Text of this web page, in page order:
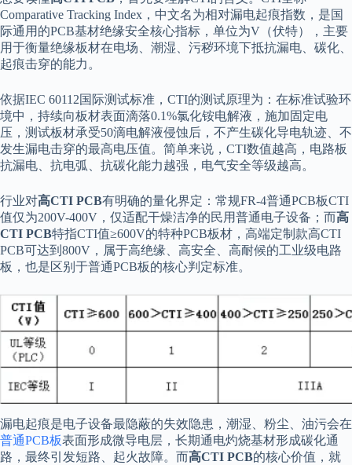
Comparative Tracking Index，中文名为相对漏电起痕指数，是国
际通用的PCB基材绝缘安全核心指标，单位为V（伏特），主要
用于衡量绝缘板材在电场、潮湿、污秽环境下抵抗漏电、碳化、
起痕击穿的能力。
依据IEC 60112国际测试标准，CTI的测试原理为：在标准试验环
境中，持续向板材表面滴落0.1%氯化铵电解液，施加固定电
压，测试板材承受50滴电解液侵蚀后，不产生碳化导电轨迹、不
发生漏电击穿的最高电压值。简单来说，CTI数值越高，电路板
抗漏电、抗电弧、抗碳化能力越强，电气安全等级越高。
行业对高CTI PCB有明确的量化界定：常规FR-4普通PCB板CTI
值仅为200V-400V，仅适配干燥洁净的民用普通电子设备；而高
CTI PCB特指CTI值≥600V的特种PCB板材，高端定制款高CTI
PCB可达到800V，属于高绝缘、高安全、高耐候的工业级电路
板，也是区别于普通PCB板的核心判定标准。
漏电起痕是电子设备最隐蔽的失效隐患，潮湿、粉尘、油污会在
普通PCB板表面形成微导电层，长期通电灼烧基材形成碳化通
路，最终引发短路、起火故障。而高CTI PCB的核心价值，就